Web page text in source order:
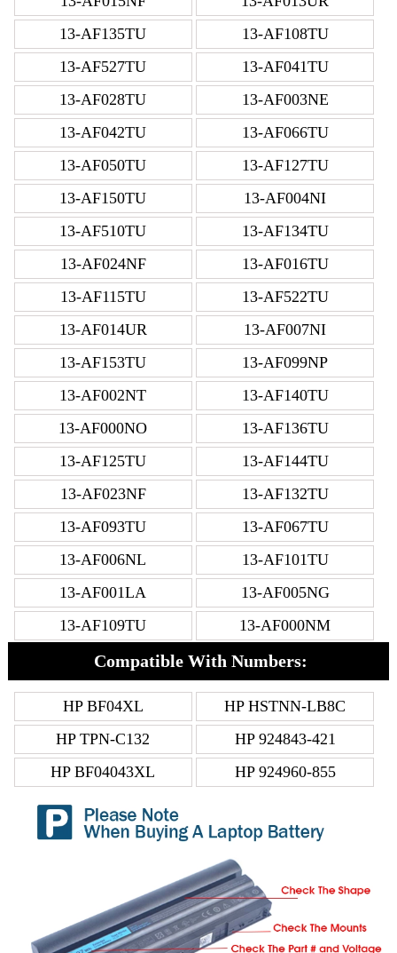
13-AF135TU
13-AF108TU
13-AF527TU
13-AF041TU
13-AF028TU
13-AF003NE
13-AF042TU
13-AF066TU
13-AF050TU
13-AF127TU
13-AF150TU
13-AF004NI
13-AF510TU
13-AF134TU
13-AF024NF
13-AF016TU
13-AF115TU
13-AF522TU
13-AF014UR
13-AF007NI
13-AF153TU
13-AF099NP
13-AF002NT
13-AF140TU
13-AF000NO
13-AF136TU
13-AF125TU
13-AF144TU
13-AF023NF
13-AF132TU
13-AF093TU
13-AF067TU
13-AF006NL
13-AF101TU
13-AF001LA
13-AF005NG
13-AF109TU
13-AF000NM
Compatible With Numbers:
HP BF04XL
HP HSTNN-LB8C
HP TPN-C132
HP 924843-421
HP BF04043XL
HP 924960-855